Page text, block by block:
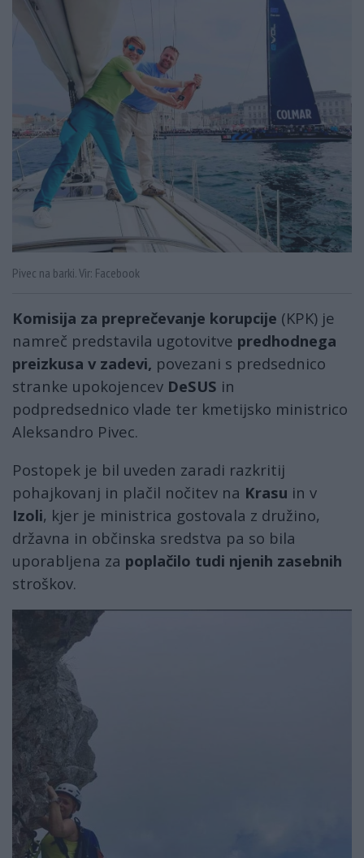
Pivec na barki. Vir: Facebook
Komisija za preprečevanje korupcije (KPK) je
namreč predstavila ugotovitve predhodnega
preizkusa v zadevi, povezani s predsednico
stranke upokojencev DeSUS in
podpredsednico vlade ter kmetijsko ministrico
Aleksandro Pivec.
Postopek je bil uveden zaradi razkritij
pohajkovanj in plačil nočitev na Krasu in v
Izoli, kjer je ministrica gostovala z družino,
državna in občinska sredstva pa so bila
uporabljena za poplačilo tudi njenih zasebnih
stroškov.